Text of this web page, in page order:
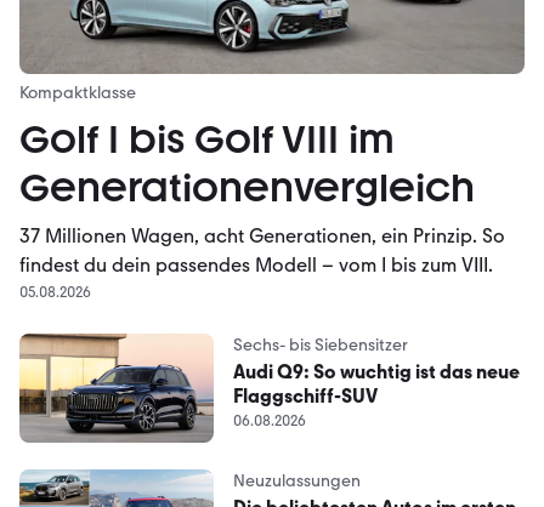
Kompaktklasse
Golf I bis Golf VIII im
Generationenvergleich
37 Millionen Wagen, acht Generationen, ein Prinzip. So
findest du dein passendes Modell – vom I bis zum VIII.
05.08.2026
Sechs- bis Siebensitzer
Audi Q9: So wuchtig ist das neue
Flaggschiff-SUV
06.08.2026
Neuzulassungen